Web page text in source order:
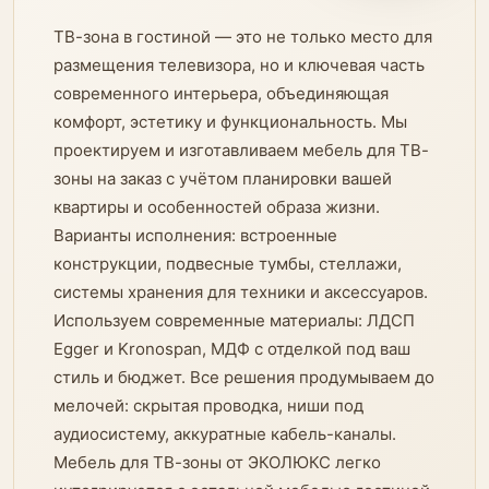
ТВ-зона в гостиной — это не только место для
размещения телевизора, но и ключевая часть
современного интерьера, объединяющая
комфорт, эстетику и функциональность. Мы
проектируем и изготавливаем мебель для ТВ-
зоны на заказ с учётом планировки вашей
квартиры и особенностей образа жизни.
Варианты исполнения: встроенные
конструкции, подвесные тумбы, стеллажи,
системы хранения для техники и аксессуаров.
Используем современные материалы: ЛДСП
Egger и Kronospan, МДФ с отделкой под ваш
стиль и бюджет. Все решения продумываем до
мелочей: скрытая проводка, ниши под
аудиосистему, аккуратные кабель-каналы.
Мебель для ТВ-зоны от ЭКОЛЮКС легко